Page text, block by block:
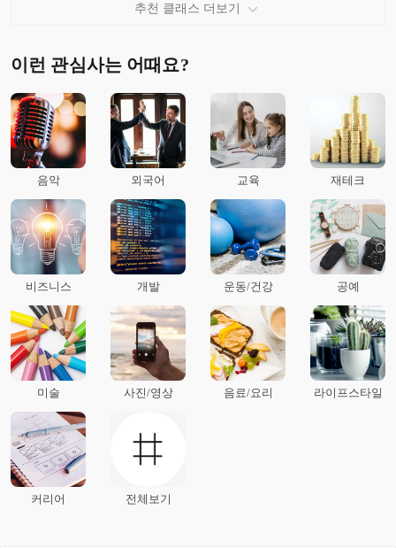
추천 클래스 더보기
이런 관심사는 어때요?
음악 외국어 교육 재테크
비즈니스 개발 운동/건강 공예
미술 사진/영상 음료/요리 라이프스타일
커리어 전체보기